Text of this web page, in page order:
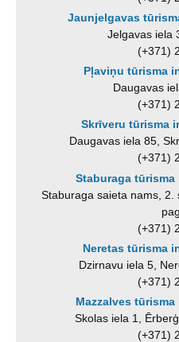
Jaunjelgavas
Jelgavas iela
(+371)
Pļaviņu tūrisma
Daugavas
(+371)
Skrīveru tūrisma
Daugavas iela 85,
(+371)
Staburaga
Staburaga saieta nams, 2.
(+371)
Neretas tūrisma
Dzirnavu iela 5,
(+371)
Mazzalves
Skolas iela 1,
(+371)